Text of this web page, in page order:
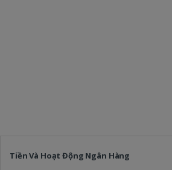
Tiền Và Hoạt Động Ngân Hàng